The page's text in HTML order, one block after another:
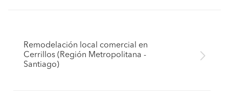
Remodelación local comercial en
Cerrillos (Región Metropolitana -
Santiago)